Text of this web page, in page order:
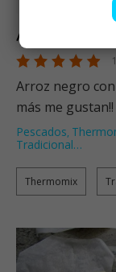
Arroz
Arroz negro
más me
Pescados,
Tradicional…
Thermomix